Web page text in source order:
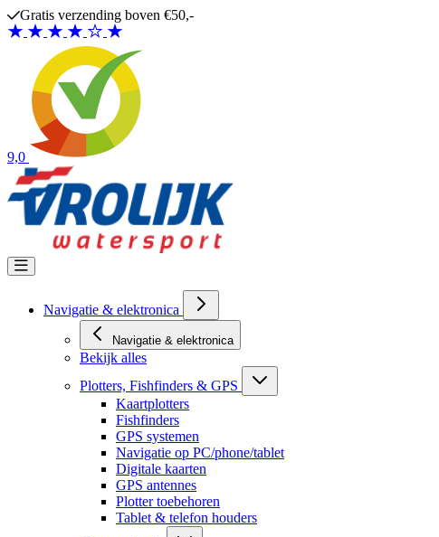
Ga naar de inhoud
Gratis verzending boven €50,-
9,0
Navigatie & elektronica
Navigatie & elektronica
Bekijk alles
Plotters, Fishfinders & GPS
Kaartplotters
Fishfinders
GPS systemen
Navigatie op PC/phone/tablet
Digitale kaarten
GPS antennes
Plotter toebehoren
Tablet & telefon houders